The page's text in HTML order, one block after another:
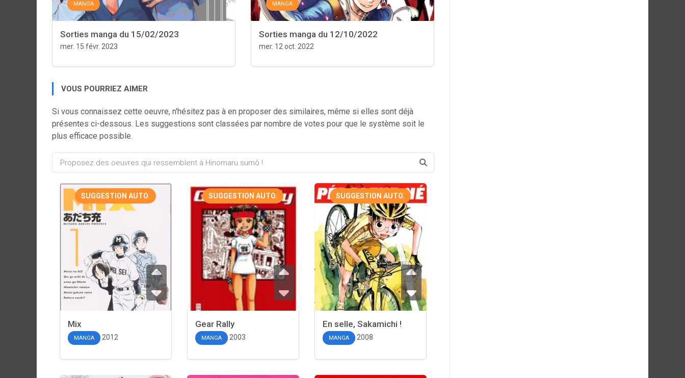
MANGA
Sorties manga du 15/02/2023
mer. 15 févr. 2023
MANGA
Sorties manga du 12/10/2022
mer. 12 oct. 2022
VOUS POURRIEZ AIMER
Si vous connaissez cette oeuvre, n'hésitez pas à en proposer des similaires, même si elles sont déjà
présentes ci-dessous. Les suggestions sont classées par nombre de votes pour que le système soit le
plus efficace possible.
SUGGESTION AUTO.
Mix
MANGA 2012
SUGGESTION AUTO.
Gear Rally
MANGA 2003
SUGGESTION AUTO.
En selle, Sakamichi !
MANGA 2008